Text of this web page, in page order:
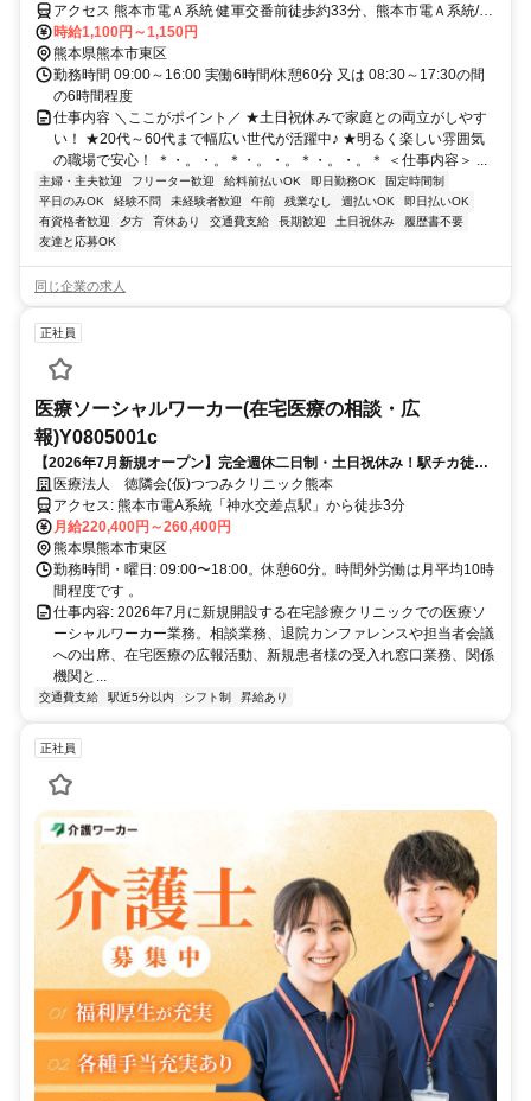
アクセス 熊本市電Ａ系統 健軍交番前徒歩約33分、熊本市電Ａ系統/熊
本市電Ｂ系統 健軍町徒歩約33分、熊本市電Ａ系統/熊本市電Ｂ系統 神
水交差点徒歩約34分 熊本県熊本市東区新外３丁目
時給1,100円～1,150円
熊本県熊本市東区
勤務時間 09:00～16:00 実働6時間/休憩60分 又は 08:30～17:30の間
の6時間程度
仕事内容 ＼ここがポイント／ ★土日祝休みで家庭との両立がしやす
い！ ★20代～60代まで幅広い世代が活躍中♪ ★明るく楽しい雰囲気
の職場で安心！ ＊・。・。＊・。・。＊・。・。＊ ＜仕事内容＞ ...
主婦・主夫歓迎 フリーター歓迎 給料前払いOK 即日勤務OK
固定時間制
平日のみOK
経験不問 未経験者歓迎 午前 残業なし 週払いOK
即日払いOK
有資格者歓迎
夕方 育休あり 交通費支給 長期歓迎 土日祝休み
履歴書不要
友達と応募OK
同じ企業の求人
正社員
医療ソーシャルワーカー(在宅医療の相談・広
報)Y0805001c
【2026年7月新規オープン】完全週休二日制・土日祝休み！駅チカ徒歩3
分の在宅診療クリニック
医療法人 徳隣会(仮)つつみクリニック熊本
アクセス: 熊本市電A系統「神水交差点駅」から徒歩3分
月給220,400円～260,400円
熊本県熊本市東区
勤務時間・曜日: 09:00〜18:00。休憩60分。時間外労働は月平均10時
間程度です 。
仕事内容: 2026年7月に新規開設する在宅診療クリニックでの医療ソ
ーシャルワーカー業務。相談業務、退院カンファレンスや担当者会議
への出席、在宅医療の広報活動、新規患者様の受入れ窓口業務、関係
機関と...
交通費支給 駅近5分以内 シフト制 昇給あり
正社員